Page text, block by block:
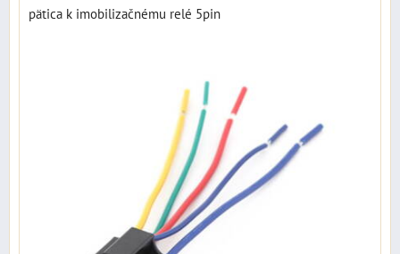
pätica k imobilizačnému relé 5pin